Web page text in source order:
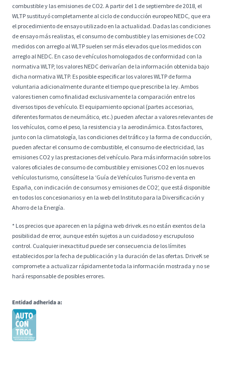
combustible y las emisiones de CO2. A partir del 1 de septiembre de 2018, el
WLTP sustituyó completamente al ciclo de conducción europeo NEDC, que era
el procedimiento de ensayo utilizado en la actualidad. Dadas las condiciones
de ensayo más realistas, el consumo de combustible y las emisiones de CO2
medidos con arreglo al WLTP suelen ser más elevados que los medidos con
arreglo al NEDC. En caso de vehículos homologados de conformidad con la
normativa WLTP, los valores NEDC derivarían de la información obtenida bajo
dicha normativa WLTP. Es posible especificar los valores WLTP de forma
voluntaria adicionalmente durante el tiempo que prescribe la ley. Ambos
valores tienen como finalidad exclusivamente la comparación entre los
diversos tipos de vehículo. El equipamiento opcional (partes accesorias,
diferentes formatos de neumático, etc.) pueden afectar a valores relevantes de
los vehículos, como el peso, la resistencia y la aerodinámica. Estos factores,
junto con la climatología, las condiciones del tráfico y la forma de conducción,
pueden afectar el consumo de combustible, el consumo de electricidad, las
emisiones CO2 y las prestaciones del vehículo. Para más información sobre los
valores oficiales de consumo de combustible y emisiones CO2 en los nuevos
vehículos turismo, consúltese la ‘Guía de Vehículos Turismo de venta en
España, con indicación de consumos y emisiones de CO2’, que está disponible
en todos los concesionarios y en la web del Instituto para la Diversificación y
Ahorro de la Energía.
* Los precios que aparecen en la página web drivek.es no están exentos de la
posibilidad de error, aunque estén sujetos a un cuidadoso y escrupuloso
control. Cualquier inexactitud puede ser consecuencia de los límites
establecidos por la fecha de publicación y la duración de las ofertas. DriveK se
compromete a actualizar rápidamente toda la información mostrada y no se
hará responsable de posibles errores.